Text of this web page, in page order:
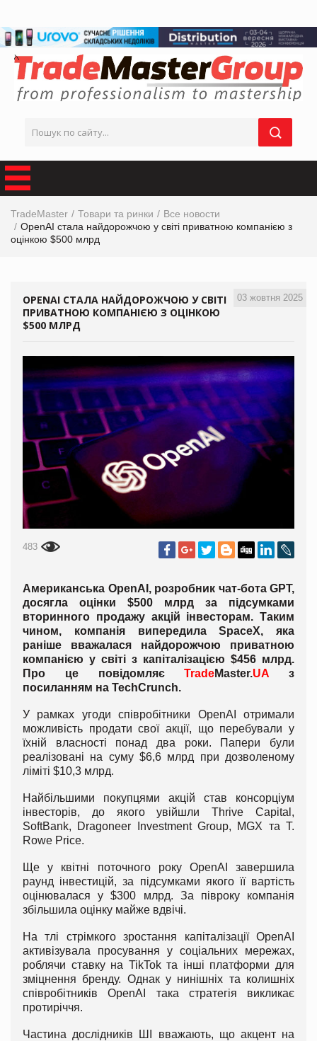
TradeMaster Товари та ринки
Все новости
OpenAI стала найдорожчою у світі приватною компанією з
оцінкою $500 млрд
03 жовтня 2025
OPENAI СТАЛА НАЙДОРОЖЧОЮ У СВІТІ
ПРИВАТНОЮ КОМПАНІЄЮ З ОЦІНКОЮ
$500 МЛРД
483
Американська OpenAI, розробник чат-бота GPT,
досягла оцінки $500 млрд за підсумками
вторинного продажу акцій інвесторам. Таким
чином, компанія випередила SpaceX, яка
раніше вважалася найдорожчою приватною
компанією у світі з капіталізацією $456 млрд.
Про це повідомляєTradeMaster.UA з
посиланням на TechCrunch.
У рамках угоди співробітники OpenAI отримали
можливість продати свої акції, що перебували у
їхній власності понад два роки. Папери були
реалізовані на суму $6,6 млрд при дозволеному
ліміті $10,3 млрд.
Найбільшими покупцями акцій став консорціум
інвесторів, до якого увійшли Thrive Capital,
SoftBank, Dragoneer Investment Group, MGX та T.
Rowe Price.
Ще у квітні поточного року OpenAI завершила
раунд інвестицій, за підсумками якого її вартість
оцінювалася у $300 млрд. За півроку компанія
збільшила оцінку майже вдвічі.
На тлі стрімкого зростання капіталізації OpenAI
активізувала просування у соціальних мережах,
роблячи ставку на TikTok та інші платформи для
зміцнення бренду. Однак у нинішніх та колишніх
співробітників OpenAI така стратегія викликає
протиріччя.
Частина дослідників ШІ вважають, що акцент на